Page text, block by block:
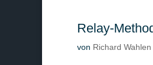
Relay-
von Richard Wahlen